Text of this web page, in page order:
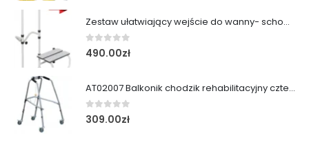
Zestaw ułatwiający wejście do wanny- schodek z poręczą
0out of 5
490.00zł
AT02007 Balkonik chodzik rehabilitacyjny cztery koła obrotowe i kulka
0out of 5
309.00zł